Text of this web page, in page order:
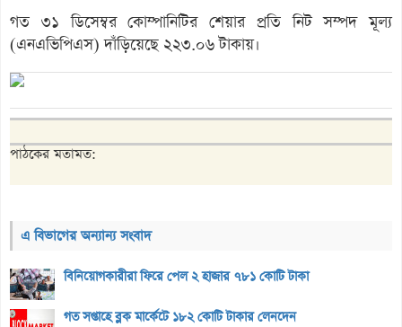
গত ৩১ ডিসেম্বর কোম্পানিটির শেয়ার প্রতি নিট সম্পদ মূল্য
(এনএভিপিএস) দাঁড়িয়েছে ২২৩.০৬ টাকায়।
পাঠকের মতামত:
এ বিভাগের অন্যান্য সংবাদ
বিনিয়োগকারীরা ফিরে পেল ২ হাজার ৭৮১ কোটি টাকা
গত সপ্তাহে ব্লক মার্কেটে ১৮২ কোটি টাকার লেনদেন